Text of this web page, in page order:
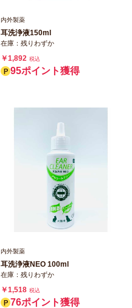
内外製薬
耳洗浄液150ml
在庫：残りわずか
￥1,892 税込
95ポイント獲得
内外製薬
耳洗浄液NEO 100ml
在庫：残りわずか
￥1,518 税込
76ポイント獲得